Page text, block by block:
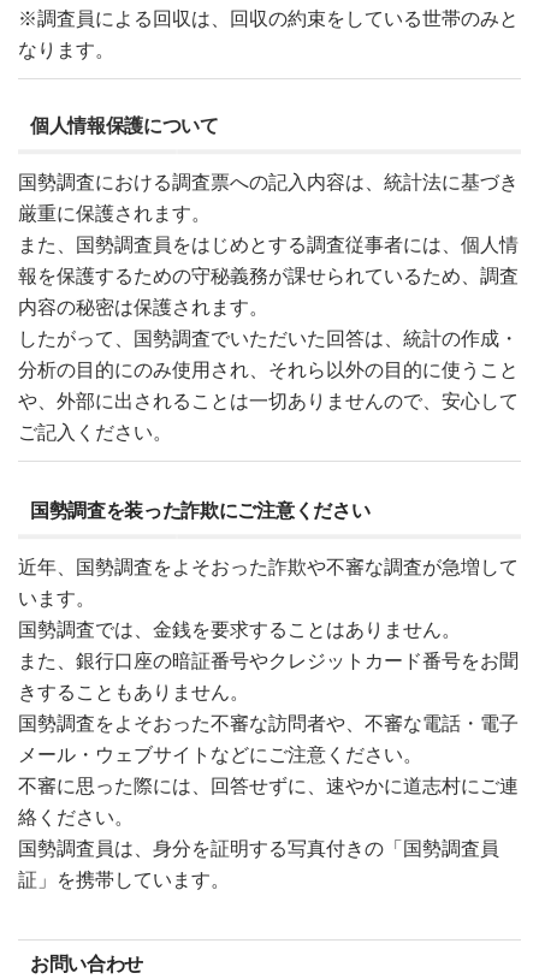
※調査員による回収は、回収の約束をしている世帯のみと
なります。
個人情報保護について
国勢調査における調査票への記入内容は、統計法に基づき
厳重に保護されます。
また、国勢調査員をはじめとする調査従事者には、個人情
報を保護するための守秘義務が課せられているため、調査
内容の秘密は保護されます。
したがって、国勢調査でいただいた回答は、統計の作成・
分析の目的にのみ使用され、それら以外の目的に使うこと
や、外部に出されることは一切ありませんので、安心して
ご記入ください。
国勢調査を装った詐欺にご注意ください
近年、国勢調査をよそおった詐欺や不審な調査が急増して
います。
国勢調査では、金銭を要求することはありません。
また、銀行口座の暗証番号やクレジットカード番号をお聞
きすることもありません。
国勢調査をよそおった不審な訪問者や、不審な電話・電子
メール・ウェブサイトなどにご注意ください。
不審に思った際には、回答せずに、速やかに道志村にご連
絡ください。
国勢調査員は、身分を証明する写真付きの「国勢調査員
証」を携帯しています。
お問い合わせ